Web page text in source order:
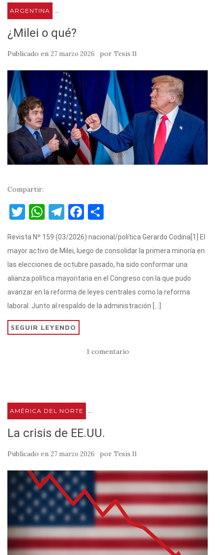
ARGENTINA ...
¿Milei o qué?
Publicado en 27 marzo 2026 por Tesis 11
Compartir:
T
it
te
r
W
at
s
A
p
p
T
e
gr
a
m
F
c
e
b
o
o
m
p
ar
ti
r
Revista Nº 159 (03/2026) nacional/política Gerardo Codina[1] El
mayor activo de Milei, luego de consolidar la primera minoría en
las elecciones de octubre pasado, ha sido conformar una
alianza política mayoritaria en el Congreso con la que pudo
avanzar en la reforma de leyes centrales como la reforma
laboral. Junto al respaldo de la administración […]
SEGUIR LEYENDO
1 comentario
AMÉRICA DEL NORTE ...
La crisis de EE.UU.
Publicado en 27 marzo 2026 por Tesis 11